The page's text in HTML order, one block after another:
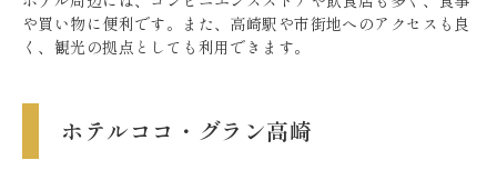
や買い物に便利です。また、高崎駅や市街地へのアクセスも良
く、観光の拠点としても利用できます。
ホテルココ・グラン高崎